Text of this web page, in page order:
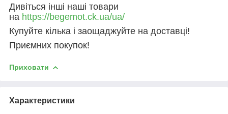
Дивіться інші наші товари
на https://begemot.ck.ua/ua/
Купуйте кілька і заощаджуйте на доставці!
Приємних покупок!
Приховати
Характеристики